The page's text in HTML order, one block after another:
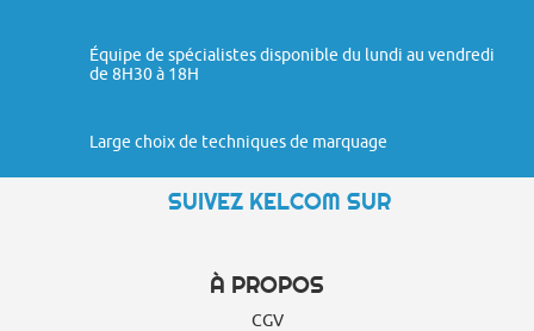
Équipe de spécialistes disponible du lundi au vendredi
de 8H30 à 18H
Large choix de techniques de marquage
SUIVEZ KELCOM SUR
À PROPOS
CGV